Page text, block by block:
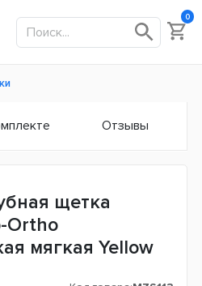
0
Отзывы
щетка
Ortho
мягкая Yellow